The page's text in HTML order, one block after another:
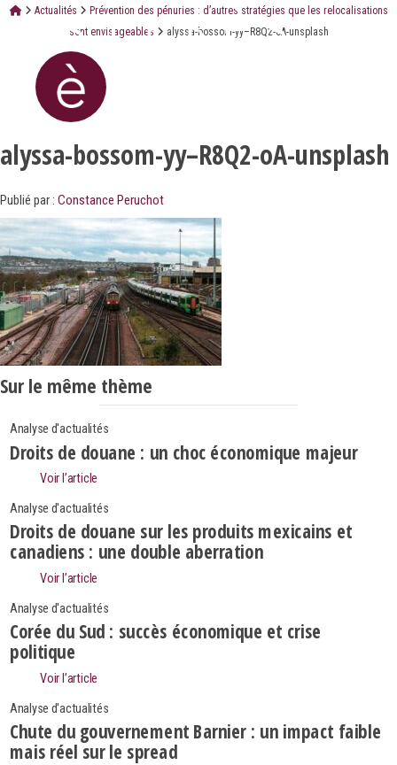
Actualités
Prévention des pénuries : d’autres stratégies que les relocalisations
sont envisageables
alyssa-bossom-yy–R8Q2-oA-unsplash
alyssa-bossom-yy–R8Q2-oA-unsplash
Publié par : Constance Peruchot
Sur le même thème
Analyse d'actualités
Droits de douane : un choc économique majeur
Voir l’article
Analyse d'actualités
Droits de douane sur les produits mexicains et
canadiens : une double aberration
Voir l’article
Analyse d'actualités
Corée du Sud : succès économique et crise
politique
Voir l’article
Analyse d'actualités
Chute du gouvernement Barnier : un impact faible
mais réel sur le spread
Search
Rechercher